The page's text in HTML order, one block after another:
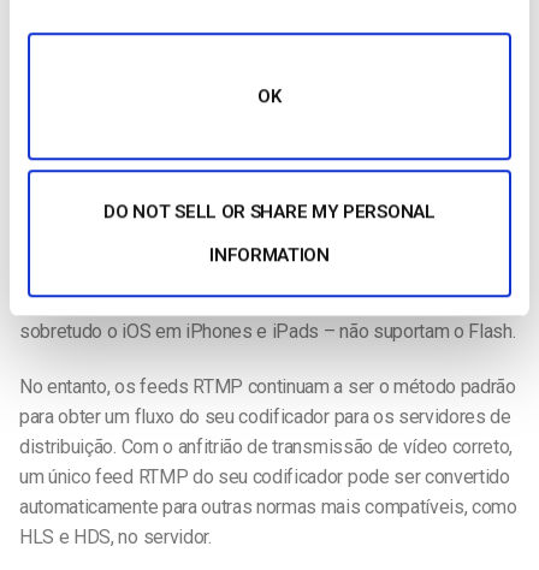
OK
DO NOT SELL OR SHARE MY PERSONAL
INFORMATION
Internet em tempo real. A maioria dos codificadores, incluindo
Live Encoder da Adobe, podem utilizar RTMP.
O RTMP é uma norma flexível e robusta, mas nem sempre é
suficiente atualmente. Isto deve-se ao facto de exigir que os
espectadores utilizem dispositivos que tenham o Flash
vídeo mais fiáveis e seguros, e muitas plataformas móveis –
sobretudo o iOS em iPhones e iPads – não suportam o Flash.
No entanto, os feeds RTMP continuam a ser o método padrão
para obter um fluxo do seu codificador para os servidores de
distribuição. Com o anfitrião de transmissão de vídeo correto,
um único feed RTMP do seu codificador pode ser convertido
automaticamente para outras normas mais compatíveis, como
HLS e HDS, no servidor.